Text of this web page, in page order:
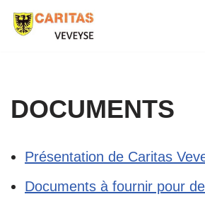
Aller
DOCUMENTS
Présentation de Caritas
Documents à fournir pour